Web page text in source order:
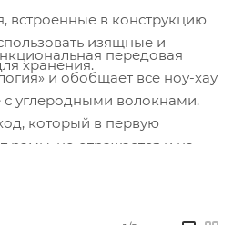
встроенные в конструкцию
изящные и
хранения.
и обобщает все ноу-хау
с углеродными волокнами.
который в первую
рамы, но отражается и на
таких как руль, выносы,